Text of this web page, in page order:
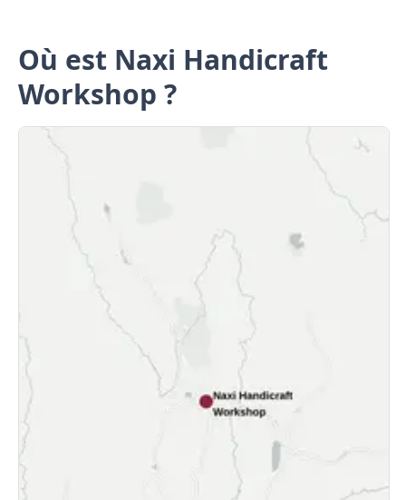
Où est Naxi Handicraft
Workshop ?